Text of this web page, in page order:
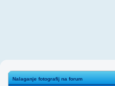
Nalaganje fotografij na forum